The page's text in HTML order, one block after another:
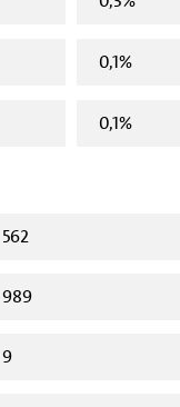
0,1%
0,1%
562
989
9